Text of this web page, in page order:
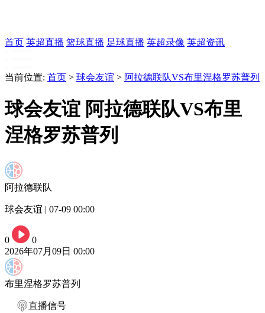
首页 英超直播 篮球直播 足球直播 英超录像 英超资讯
当前位置: 首页 > 球会友谊 > 阿拉德联队VS布里涅格罗苏普列
球会友谊 阿拉德联队VS布里
涅格罗苏普列
阿拉德联队
球会友谊 | 07-09 00:00
0
0
2026年07月09日 00:00
布里涅格罗苏普列
直播信号